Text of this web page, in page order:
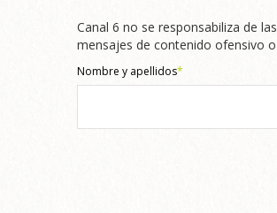
Canal 6 no se responsabiliza de
mensajes de contenido ofensivo
Nombre y apellidos*